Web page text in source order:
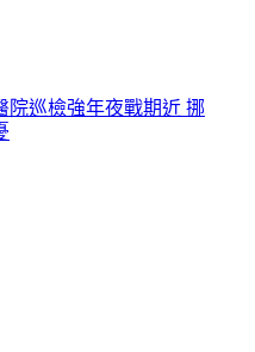
院巡檢強年夜戰期近 挪